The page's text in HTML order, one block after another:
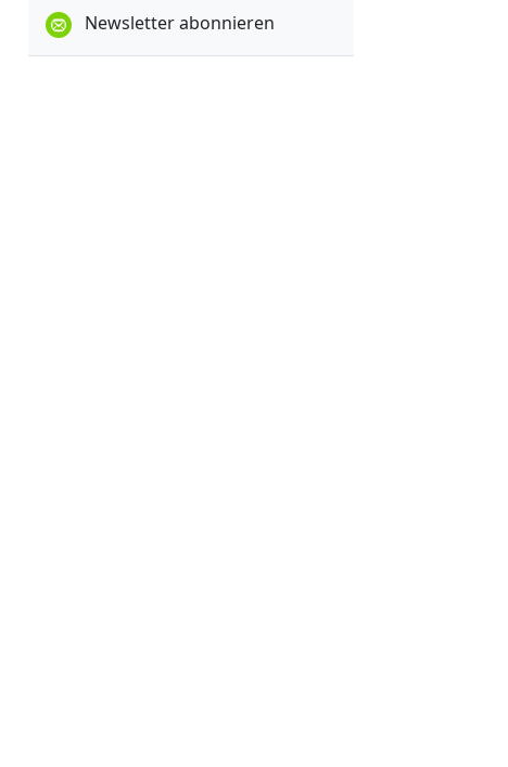
Newsletter abonnieren